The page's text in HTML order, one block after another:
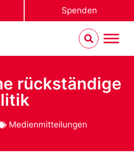
Spenden
rückständige
Medienmitteilungen